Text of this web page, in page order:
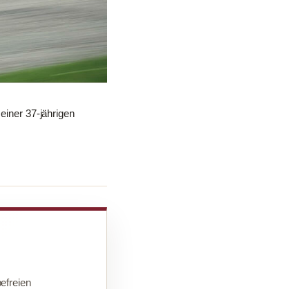
37-jährigen